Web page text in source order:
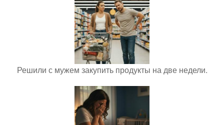
Решили с мужем закупить продукты на две недели.